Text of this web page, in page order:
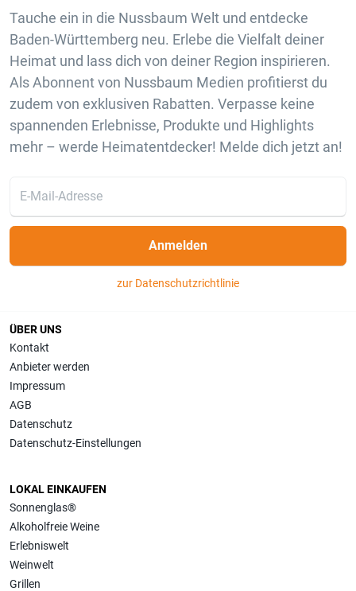
Tauche ein in die Nussbaum Welt und entdecke
Baden-Württemberg neu. Erlebe die Vielfalt deiner
Heimat und lass dich von deiner Region inspirieren.
Als Abonnent von Nussbaum Medien profitierst du
zudem von exklusiven Rabatten. Verpasse keine
spannenden Erlebnisse, Produkte und Highlights
mehr – werde Heimatentdecker! Melde dich jetzt an!
Anmelden
zur Datenschutzrichtlinie
ÜBER UNS
Kontakt
Anbieter werden
Impressum
AGB
Datenschutz
Datenschutz-Einstellungen
LOKAL EINKAUFEN
Sonnenglas®
Alkoholfreie Weine
Erlebniswelt
Weinwelt
Grillen